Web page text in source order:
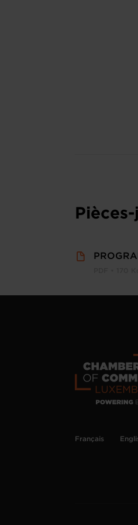
Français